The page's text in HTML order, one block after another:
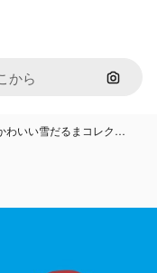
画像で
わいい雪だるまコレク…